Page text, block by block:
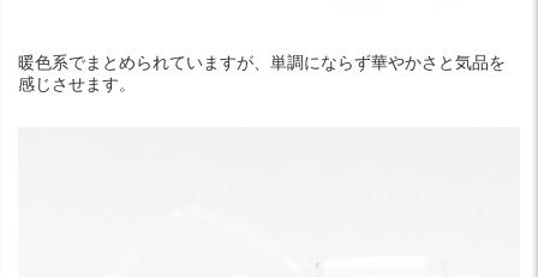
暖色系でまとめられていますが、単調にならず華やかさと気品を
感じさせます。